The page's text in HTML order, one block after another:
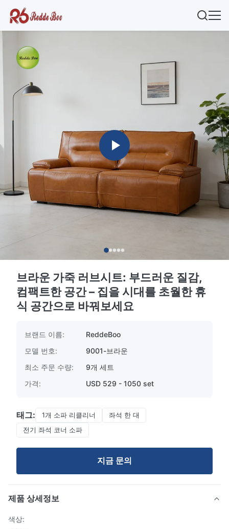
브라운 가죽 러브시트: 부드러운 질감,
컴팩트한 공간 – 집을 시대를 초월한 휴
식 공간으로 바꿔보세요
브랜드 이름:
ReddeBoo
모델 번호:
9001-브라운
최소 주문 수량:
9개 세트
가격:
USD 529 - 1050 set
태그: 1개 소파 리클리너
좌석 한 대
전기 좌석 코너 소파
지금 문의
제품 상세정보
색상: